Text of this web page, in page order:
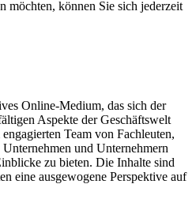
möchten, können Sie sich jederzeit
Online-Medium, das sich der
Aspekte der Geschäftswelt
Team von Fachleuten,
und Unternehmern
zu bieten. Die Inhalte sind
eine ausgewogene Perspektive auf